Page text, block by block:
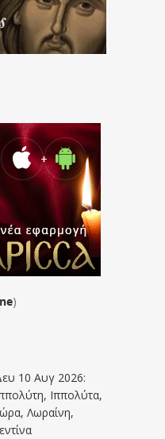
)
10 Αυγ 2026:
Ιππολύτα,
Λωραίνη,